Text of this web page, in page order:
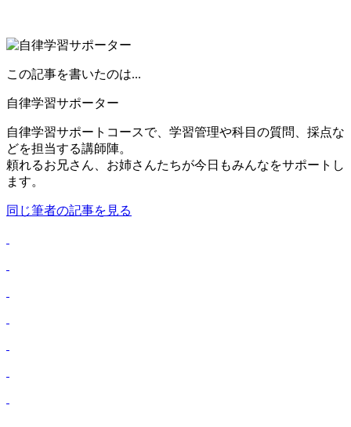
この記事を書いたのは...
自律学習サポーター
自律学習サポートコースで、学習管理や科目の質問、採点な
どを担当する講師陣。
頼れるお兄さん、お姉さんたちが今日もみんなをサポートし
ます。
同じ筆者の記事を見る